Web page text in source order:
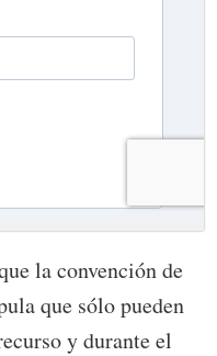
la convención de
que sólo pueden
y durante el